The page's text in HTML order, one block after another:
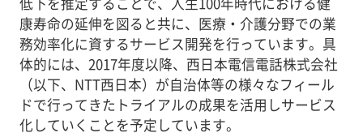
康寿命の延伸を図ると共に、医療・介護分野での業
務効率化に資するサービス開発を行っています。具
体的には、2017年度以降、西日本電信電話株式会社
（以下、NTT西日本）が自治体等の様々なフィール
ドで行ってきたトライアルの成果を活用しサービス
化していくことを予定しています。